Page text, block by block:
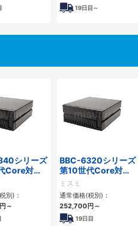
19日目～
シリーズ
Core対応
アマウント
2PCIe
別)：
円～
BBC-6320シリーズ
第10世代Core対応
小型フロアマウント
FAPC 2PCI・2PCIe
ミスミ
通常価格(税別)：
252,700円～
19日目